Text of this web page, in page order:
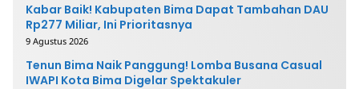
Kabar Baik! Kabupaten Bima Dapat Tambahan DAU
Rp277 Miliar, Ini Prioritasnya
9 Agustus 2026
Tenun Bima Naik Panggung! Lomba Busana Casual
IWAPI Kota Bima Digelar Spektakuler